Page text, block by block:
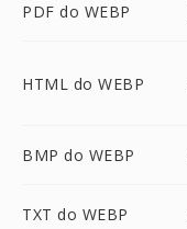
PDF do WEBP
HTML do WEBP
BMP do WEBP
TXT do WEBP